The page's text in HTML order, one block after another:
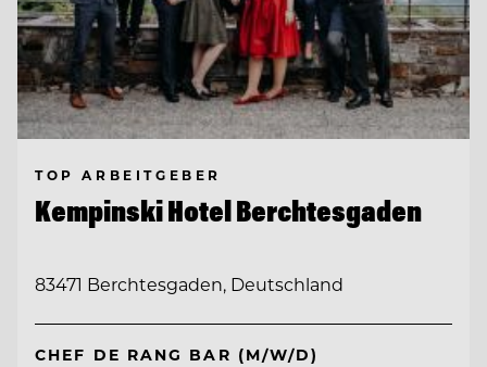
TOP ARBEITGEBER
Kempinski Hotel Berchtesgaden
83471 Berchtesgaden, Deutschland
CHEF DE RANG BAR (M/W/D)